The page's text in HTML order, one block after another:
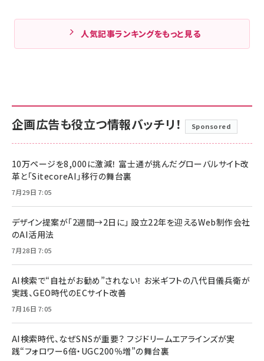
人気記事ランキングをもっと見る
企画広告も役立つ情報バッチリ！ Sponsored
10万ページを8,000に激減！ 富士通が挑んだグローバルサイト改
革と「SitecoreAI」移行の舞台裏
7月29日 7:05
デザイン提案が「2週間→2日に」 設立22年を迎えるWeb制作会社
のAI活用法
7月28日 7:05
AI検索で“自社がお勧め”されない！ お米ギフトの八代目儀兵衛が
実践、GEO時代のECサイト改善
7月16日 7:05
AI検索時代、なぜSNSが重要？ フジドリームエアラインズが実
践“フォロワー6倍・UGC200％増”の舞台裏